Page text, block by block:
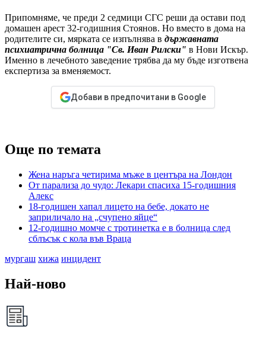
Припомняме, че преди 2 седмици СГС реши да остави под
домашен арест 32-годишния Стоянов. Но вместо в дома на
родителите си, мярката се изпълнява в държавната
психиатрична болница "Св. Иван Рилски" в Нови Искър.
Именно в лечебното заведение трябва да му бъде изготвена
експертиза за вменяемост.
Добави в предпочитани в Google
Още по темата
Жена наръга четирима мъже в центъра на Лондон
От парализа до чудо: Лекари спасиха 15-годишния
Алекс
18-годишен хапал лицето на бебе, докато не
заприличало на „счупено яйце“
12-годишно момче с тротинетка е в болница след
сблъсък с кола във Враца
мургаш хижа инцидент
Най-ново